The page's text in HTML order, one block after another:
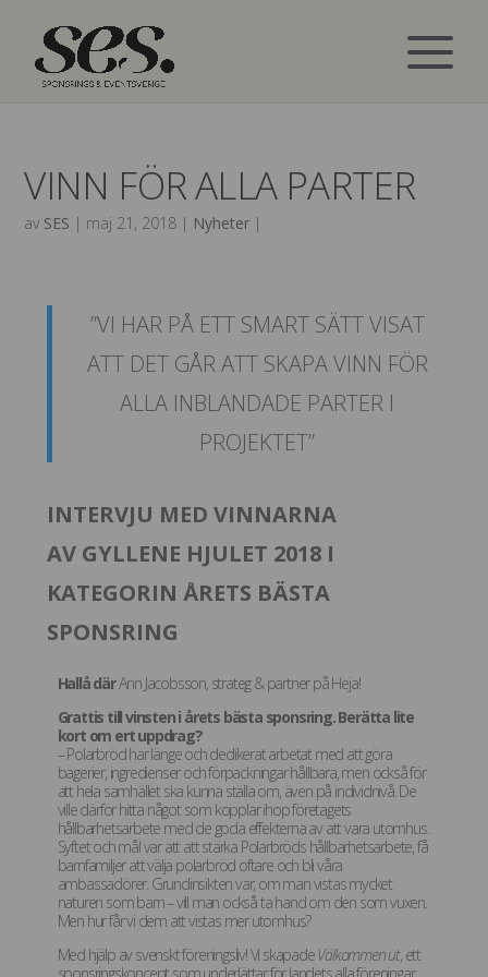
VINN FÖR ALLA PARTER
av SES | maj 21, 2018 | Nyheter |
”VI HAR PÅ ETT SMART SÄTT VISAT
ATT DET GÅR ATT SKAPA VINN FÖR
ALLA INBLANDADE PARTER I
PROJEKTET”
INTERVJU MED VINNARNA
AV GYLLENE HJULET 2018 I
KATEGORIN ÅRETS BÄSTA
SPONSRING
Hallå därAnn Jacobsson, strateg & partner på Heja!
Grattis till vinsten i årets bästa sponsring. Berätta lite
kort om ert uppdrag?
– Polarbröd har länge och dedikerat arbetat med att göra
bagerier, ingredienser och förpackningar hållbara, men också för
att hela samhället ska kunna ställa om, även på individnivå. De
ville därför hitta något som kopplar ihop företagets
hållbarhetsarbete med de goda effekterna av att vara utomhus.
Syftet och mål var att att stärka Polarbröds hållbarhetsarbete, få
barnfamiljer att välja polarbröd oftare och bli våra
ambassadörer. Grundinsikten var, om man vistas mycket
naturen som barn – vill man också ta hand om den som vuxen.
Men hur får vi dem att vistas mer utomhus?
Med hjälp av svenskt föreningsliv! Vi skapadeVälkommen ut, ett